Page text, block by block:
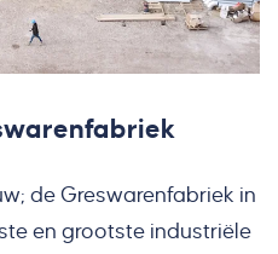
de Greswarenfabriek in
en grootste industriële